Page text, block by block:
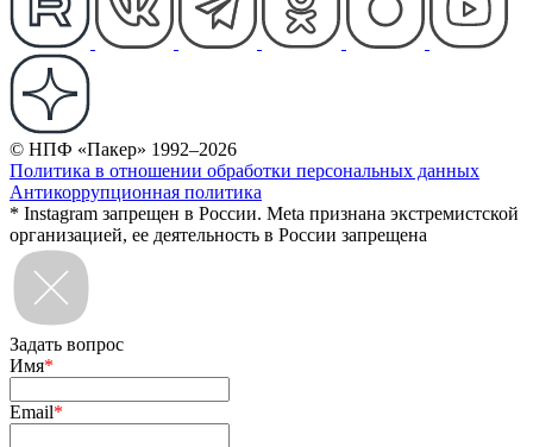
© НПФ «Пакер» 1992–2026
Политика в отношении обработки персональных данных
Антикоррупционная политика
* Instagram запрещен в России. Meta признана экстремистской
организацией, ее деятельность в России запрещена
Задать вопрос
Имя*
Email*